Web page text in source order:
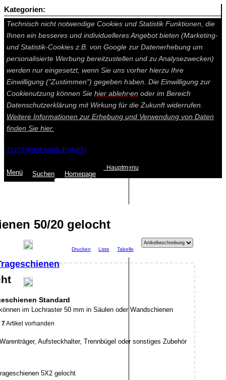
Auf dieser Seite werden technisch notwendige Cookies gesetzt.
Technisch nicht notwendige Cookies und Statistik Funktionen, die
Ihnen ein besseres und individuelleres Angebot bieten (Marketing-
und Statistik-Cookies z.B. von Google zur Datenerhebung um
personalisierte Werbung bereitzustellen und zu Analysezwecken)
werden nur eingesetzt, wenn Sie uns vorher hierzu Ihre
Einwilligung ("Zustimmen") gegeben haben. Die Einwilligung zur
Cookienutzung können Sie hier ablehnen oder im Bereich
Datenschutzerklärung mit Wirkung für die Zukunft widerrufen.
Weitere Informationen zur Erhebung und Verwendung von Daten
finden Sie hier.
ZUSTIMMENABLEHNEN
Menü Suchen Homepage
Hauptmenu
50/20 gelocht
Standard
7Artikel vorhanden
Drucken Liste Tabelle
im Lochraster 50 mm in Säulen oder Wandschienen
Aufsteckhalter, Trennbügel oder sonstiges Zubehör
Kategorien: